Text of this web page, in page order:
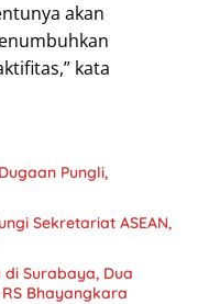
akan
kata
Pungli,
Sekretariat ASEAN,
Surabaya, Dua
Bhayangkara